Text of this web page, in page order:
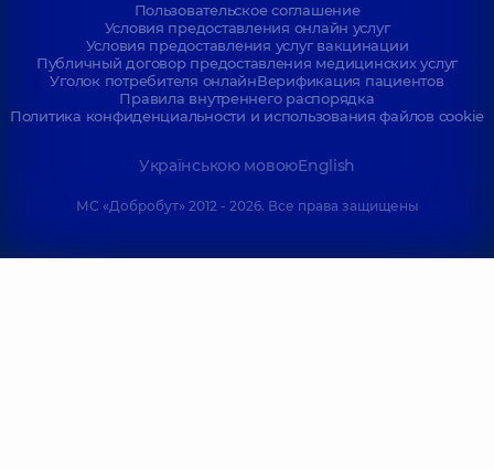
Пользовательское соглашение
Условия предоставления онлайн услуг
Условия предоставления услуг вакцинации
Публичный договор предоставления медицинских услуг
Уголок потребителя онлайнВерификация пациентов
Правила внутреннего распорядка
Политика конфиденциальности и использования файлов cookie
Українською мовоюEnglish
МС «Добробут» 2012 - 2026. Все права защищены